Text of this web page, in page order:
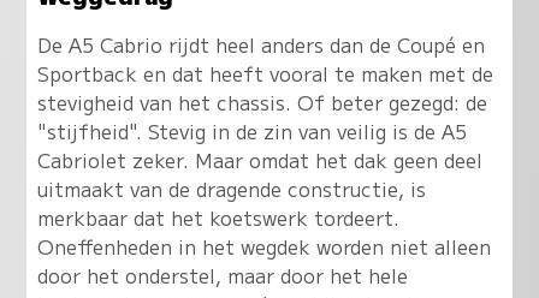
De A5 Cabrio rijdt heel anders dan de Coupé en
Sportback en dat heeft vooral te maken met de
stevigheid van het chassis. Of beter gezegd: de
"stijfheid". Stevig in de zin van veilig is de A5
Cabriolet zeker. Maar omdat het dak geen deel
uitmaakt van de dragende constructie, is
merkbaar dat het koetswerk tordeert.
Oneffenheden in het wegdek worden niet alleen
door het onderstel, maar door het hele